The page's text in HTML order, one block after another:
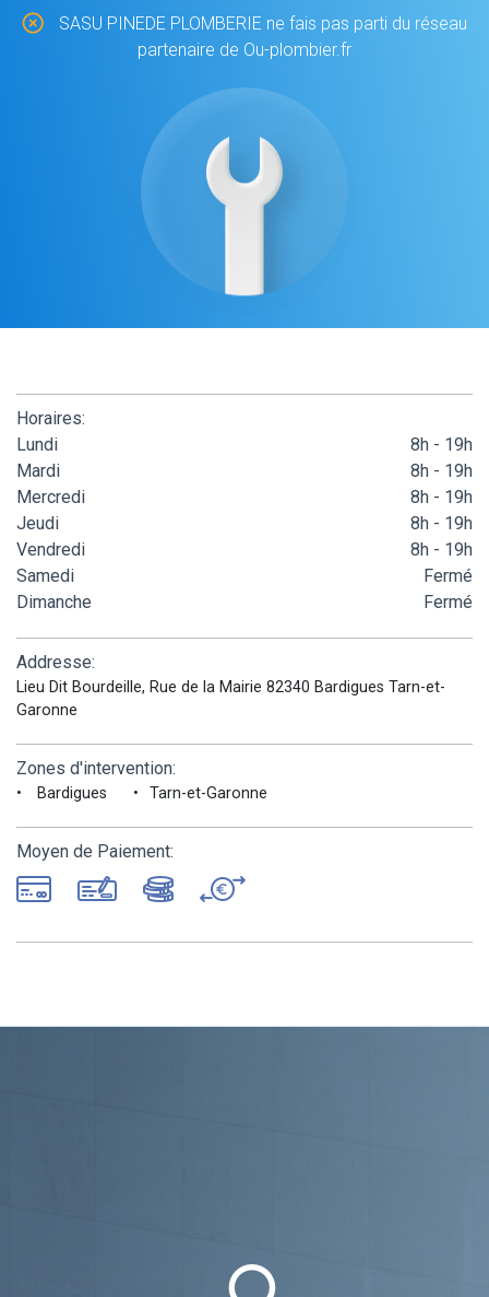
SASU PINEDE PLOMBERIE ne fais pas parti du réseau
partenaire de Ou-plombier.fr
Horaires:
Lundi
8h - 19h
Mardi
8h - 19h
Mercredi
8h - 19h
Jeudi
8h - 19h
Vendredi
8h - 19h
Samedi
Fermé
Dimanche
Fermé
Addresse:
Lieu Dit Bourdeille, Rue de la Mairie 82340 Bardigues Tarn-et-
Garonne
Zones d'intervention:
Bardigues Tarn-et-Garonne
Moyen de Paiement: